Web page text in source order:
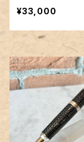
ペン先
¥33,000